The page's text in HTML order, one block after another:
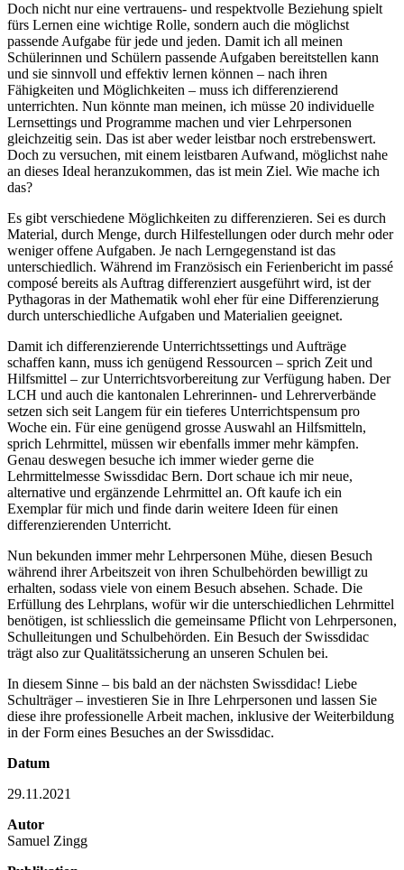
Doch nicht nur eine vertrauens- und respektvolle Beziehung spielt
fürs Lernen eine wichtige Rolle, sondern auch die möglichst
passende Aufgabe für jede und jeden. Damit ich all meinen
Schülerinnen und Schülern passende Aufgaben bereitstellen kann
und sie sinnvoll und effektiv lernen können – nach ihren
Fähigkeiten und Möglichkeiten – muss ich differenzierend
unterrichten. Nun könnte man meinen, ich müsse 20 individuelle
Lernsettings und Programme machen und vier Lehrpersonen
gleichzeitig sein. Das ist aber weder leistbar noch erstrebenswert.
Doch zu versuchen, mit einem leistbaren Aufwand, möglichst nahe
an dieses Ideal heranzukommen, das ist mein Ziel. Wie mache ich
das?
Es gibt verschiedene Möglichkeiten zu differenzieren. Sei es durch
Material, durch Menge, durch Hilfestellungen oder durch mehr oder
weniger offene Aufgaben. Je nach Lerngegenstand ist das
unterschiedlich. Während im Französisch ein Ferienbericht im passé
composé bereits als Auftrag differenziert ausgeführt wird, ist der
Pythagoras in der Mathematik wohl eher für eine Differenzierung
durch unterschiedliche Aufgaben und Materialien geeignet.
Damit ich differenzierende Unterrichtssettings und Aufträge
schaffen kann, muss ich genügend Ressourcen – sprich Zeit und
Hilfsmittel – zur Unterrichtsvorbereitung zur Verfügung haben. Der
LCH und auch die kantonalen Lehrerinnen- und Lehrerverbände
setzen sich seit Langem für ein tieferes Unterrichtspensum pro
Woche ein. Für eine genügend grosse Auswahl an Hilfsmitteln,
sprich Lehrmittel, müssen wir ebenfalls immer mehr kämpfen.
Genau deswegen besuche ich immer wieder gerne die
Lehrmittelmesse Swissdidac Bern. Dort schaue ich mir neue,
alternative und ergänzende Lehrmittel an. Oft kaufe ich ein
Exemplar für mich und finde darin weitere Ideen für einen
differenzierenden Unterricht.
Nun bekunden immer mehr Lehrpersonen Mühe, diesen Besuch
während ihrer Arbeitszeit von ihren Schulbehörden bewilligt zu
erhalten, sodass viele von einem Besuch absehen. Schade. Die
Erfüllung des Lehrplans, wofür wir die unterschiedlichen Lehrmittel
benötigen, ist schliesslich die gemeinsame Pflicht von Lehrpersonen,
Schulleitungen und Schulbehörden. Ein Besuch der Swissdidac
trägt also zur Qualitätssicherung an unseren Schulen bei.
In diesem Sinne – bis bald an der nächsten Swissdidac! Liebe
Schulträger – investieren Sie in Ihre Lehrpersonen und lassen Sie
diese ihre professionelle Arbeit machen, inklusive der Weiterbildung
in der Form eines Besuches an der Swissdidac.
Datum
29.11.2021
Autor
Samuel Zingg